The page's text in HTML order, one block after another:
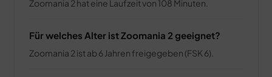
Zoomania 2 hat eine Laufzeit von 108 Minuten.
Für welches Alter ist Zoomania 2 geeignet?
Zoomania 2 ist ab 6 Jahren freigegeben (FSK 6).